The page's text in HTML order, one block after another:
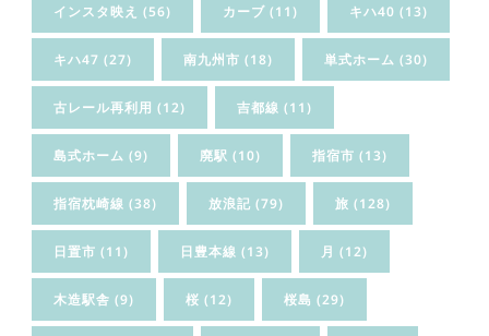
インスタ映え (56) カーブ (11) キハ40 (13)
キハ47 (27) 南九州市 (18) 単式ホーム (30)
古レール再利用 (12) 吉都線 (11)
島式ホーム (9) 廃駅 (10) 指宿市 (13)
指宿枕崎線 (38) 放浪記 (79) 旅 (128)
日置市 (11) 日豊本線 (13) 月 (12)
木造駅舎 (9) 桜 (12) 桜島 (29)